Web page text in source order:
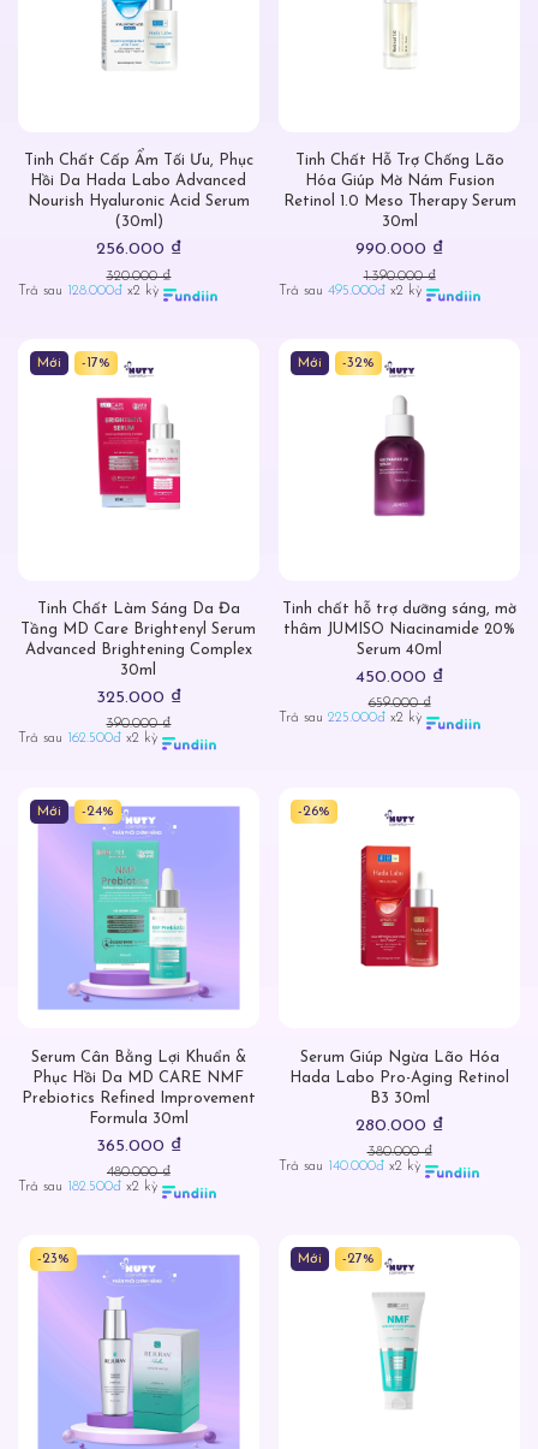
Tinh Chất Cấp Ẩm Tối Ưu, Phục
Hồi Da Hada Labo Advanced
Nourish Hyaluronic Acid Serum
(30ml)
256.000 ₫
320.000 ₫
Trả sau 128.000đ x2 kỳ
Tinh Chất Hỗ Trợ Chống Lão
Hóa Giúp Mờ Nám Fusion
Retinol 1.0 Meso Therapy Serum
30ml
990.000 ₫
1.390.000 ₫
Trả sau495.000đ x2 kỳ
Mới -17%
Tinh Chất Làm Sáng Da Đa
Tầng MD Care Brightenyl Serum
Advanced Brightening Complex
30ml
325.000 ₫
390.000 ₫
Trả sau 162.500đ x2 kỳ
Mới -32%
Tinh chất hỗ trợ dưỡng sáng, mờ
thâm JUMISO Niacinamide 20%
Serum 40ml
450.000 ₫
659.000 ₫
Trả sau225.000đ x2 kỳ
Mới -24%
Serum Cân Bằng Lợi Khuẩn &
Phục Hồi Da MD CARE NMF
Prebiotics Refined Improvement
Formula 30ml
365.000 ₫
480.000 ₫
Trả sau 182.500đ x2 kỳ
-26%
Serum Giúp Ngừa Lão Hóa
Hada Labo Pro-Aging Retinol
B3 30ml
280.000 ₫
380.000 ₫
Trả sau 140.000đ x2 kỳ
-23% Mới -27%